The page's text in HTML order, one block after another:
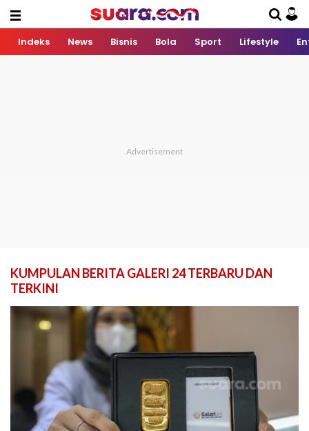
Indeks News Bisnis Bola Sport Lifestyle
KUMPULAN BERITA GALERI 24 TERBARU DAN
TERKINI